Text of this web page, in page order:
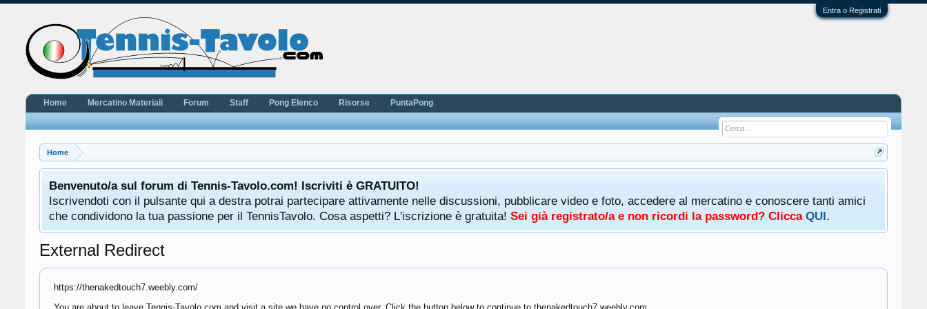
Entra o Registrati
Home
Benvenuto/a sul forum di Tennis-Tavolo.com! Iscriviti è GRATUITO!
Iscrivendoti con il pulsante qui a destra potrai partecipare attivamente nelle discussioni, pubblicare video e foto, accedere al mercatino e conoscere tanti amici
che condividono la tua passione per il TennisTavolo. Cosa aspetti? L'iscrizione è gratuita! Sei già registrato/a e non ricordi la password? Clicca QUI.
External Redirect
https://thenakedtouch7.weebly.com/
Home Mercatino Materiali Forum Staff Pong Elenco Risorse PuntaPong